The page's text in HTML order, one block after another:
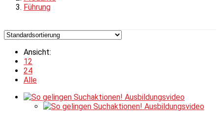
Führung
Ansicht:
12
24
Alle